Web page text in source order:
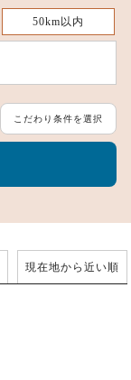
50km以内
こだわり条件を選択
現在地から近い順